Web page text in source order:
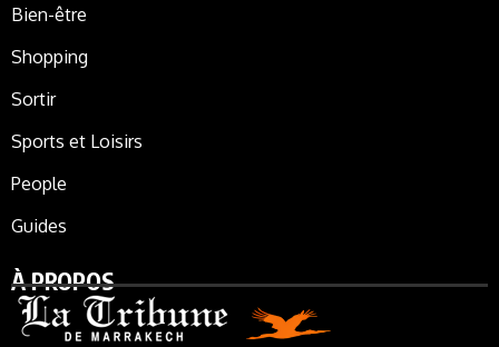
Bien-être
Shopping
Sortir
Sports et Loisirs
People
Guides
À PROPOS